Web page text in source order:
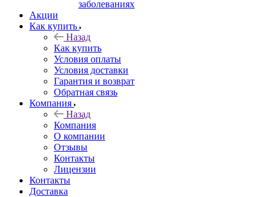
заболеваниях
Акции
Как купить
Назад
Как купить
Условия оплаты
Условия доставки
Гарантия и возврат
Обратная связь
Компания
Назад
Компания
О компании
Отзывы
Контакты
Лицензии
Контакты
Доставка